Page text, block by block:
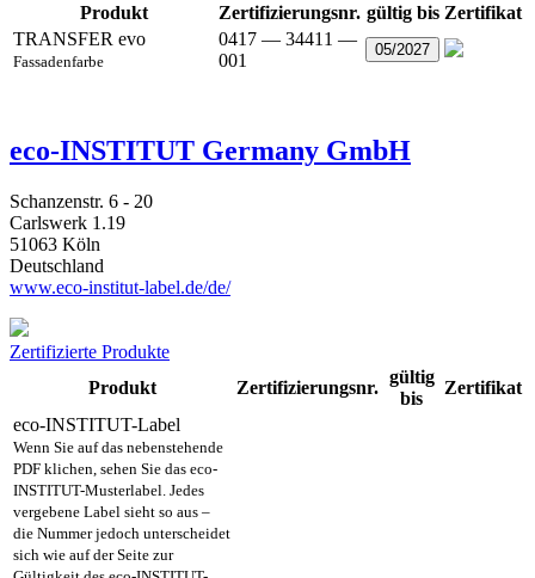
Produkt
Zertifizierungsnr. gültig bis Zertifikat
TRANSFER evo
Fassadenfarbe
0417 — 34411 —
001
05/2027
eco-INSTITUT Germany GmbH
Schanzenstr. 6 - 20
Carlswerk 1.19
51063 Köln
Deutschland
www.eco-institut-label.de/de/
Zertifizierte Produkte
Produkt
Zertifizierungsnr.
gültig
bis
Zertifikat
eco-INSTITUT-Label
Wenn Sie auf das nebenstehende
PDF klichen, sehen Sie das eco-
INSTITUT-Musterlabel. Jedes
vergebene Label sieht so aus –
die Nummer jedoch unterscheidet
sich wie auf der Seite zur